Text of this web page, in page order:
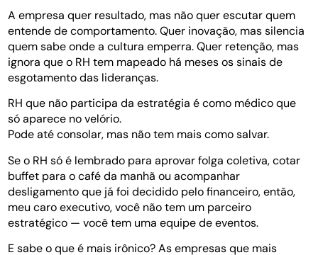
A empresa quer resultado, mas não quer escutar quem
entende de comportamento. Quer inovação, mas silencia
quem sabe onde a cultura emperra. Quer retenção, mas
ignora que o RH tem mapeado há meses os sinais de
esgotamento das lideranças.
RH que não participa da estratégia é como médico que
só aparece no velório.
Pode até consolar, mas não tem mais como salvar.
Se o RH só é lembrado para aprovar folga coletiva, cotar
buffet para o café da manhã ou acompanhar
desligamento que já foi decidido pelo financeiro, então,
meu caro executivo, você não tem um parceiro
estratégico — você tem uma equipe de eventos.
E sabe o que é mais irônico? As empresas que mais